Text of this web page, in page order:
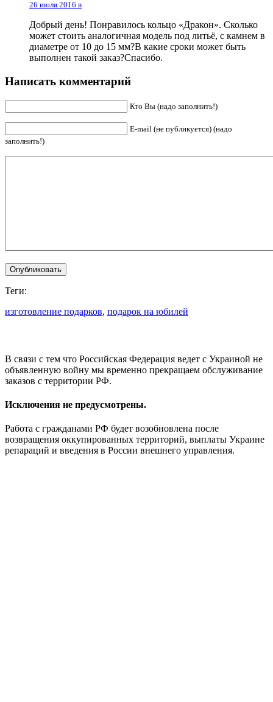
26 июля 2016 в
Добрый день! Понравилось кольцо «Дракон». Сколько
может стоить аналогичная модель под литьё, с камнем в
диаметре от 10 до 15 мм?В какие сроки может быть
выполнен такой заказ?Спасибо.
Написать комментарий
Кто Вы (надо заполнить!)
E-mail (не публикуется) (надо
заполнить!)
Теги:
изготовление подарков, подарок на юбилей
В связи с тем что Российская Федерация ведет с Украиной не
объявленную войну мы временно прекращаем обслуживание
заказов с территории РФ.
Исключения не предусмотрены.
Работа с гражданами РФ будет возобновлена после
возвращения оккупированных территорий, выплаты Украине
репараций и введения в России внешнего управления.